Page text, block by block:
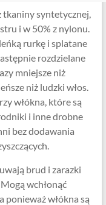
tkaniny syntetycznej,
i w 50% z nylonu.
rurkę i splatane
rozdzielane
mniejsze niż
niż ludzki włos.
włókna, które są
i inne drobne
bez dodawania
brud i zarazki
wchłonąć
ponieważ włókna są